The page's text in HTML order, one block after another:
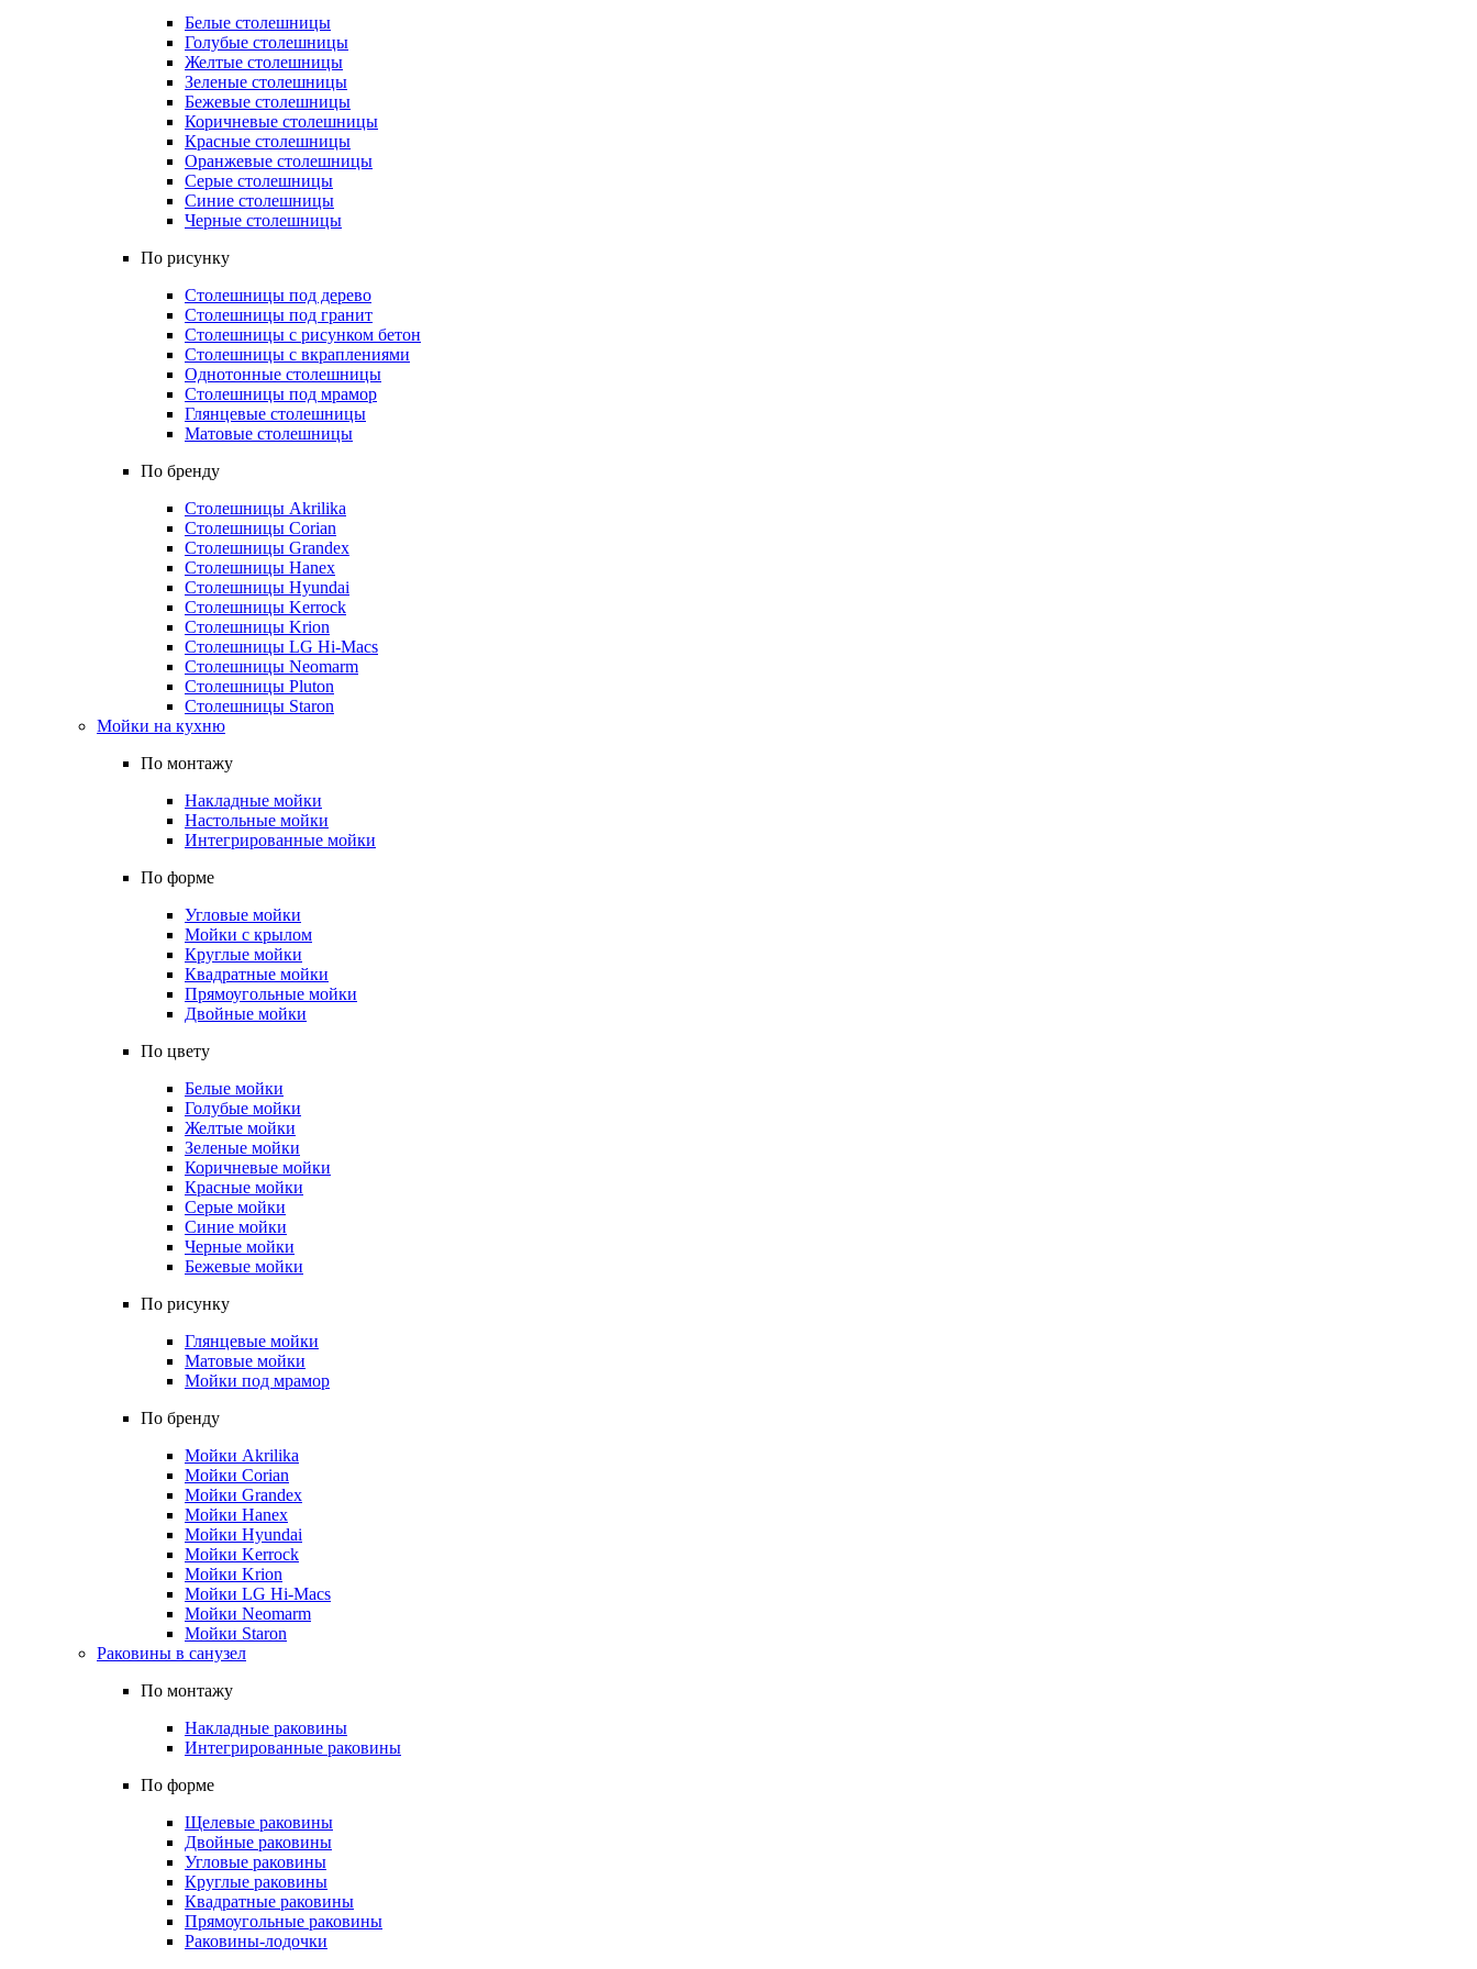
Белые столешницы
Голубые столешницы
Желтые столешницы
Зеленые столешницы
Бежевые столешницы
Коричневые столешницы
Красные столешницы
Оранжевые столешницы
Серые столешницы
Синие столешницы
Черные столешницы
По рисунку
Столешницы под дерево
Столешницы под гранит
Столешницы с рисунком бетон
Столешницы с вкраплениями
Однотонные столешницы
Столешницы под мрамор
Глянцевые столешницы
Матовые столешницы
По бренду
Столешницы Akrilika
Столешницы Corian
Столешницы Grandex
Столешницы Hanex
Столешницы Hyundai
Столешницы Kerrock
Столешницы Krion
Столешницы LG Hi-Macs
Столешницы Neomarm
Столешницы Pluton
Столешницы Staron
Мойки на кухню
По монтажу
Накладные мойки
Настольные мойки
Интегрированные мойки
По форме
Угловые мойки
Мойки с крылом
Круглые мойки
Квадратные мойки
Прямоугольные мойки
Двойные мойки
По цвету
Белые мойки
Голубые мойки
Желтые мойки
Зеленые мойки
Коричневые мойки
Красные мойки
Серые мойки
Синие мойки
Черные мойки
Бежевые мойки
По рисунку
Глянцевые мойки
Матовые мойки
Мойки под мрамор
По бренду
Мойки Akrilika
Мойки Corian
Мойки Grandex
Мойки Hanex
Мойки Hyundai
Мойки Kerrock
Мойки Krion
Мойки LG Hi-Macs
Мойки Neomarm
Мойки Staron
Раковины в санузел
По монтажу
Накладные раковины
Интегрированные раковины
По форме
Щелевые раковины
Двойные раковины
Угловые раковины
Круглые раковины
Квадратные раковины
Прямоугольные раковины
Раковины-лодочки